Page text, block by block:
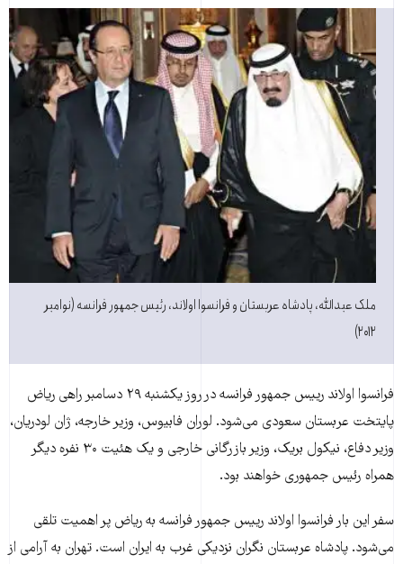
ملک عبدالله، پادشاه عربستان و فرانسوا اولاند، رئیس جمهور فرانسه (نوامبر
۲۰۱۲)
فرانسوا اولاند رییس جمهور فرانسه در روز یکشنبه ۲۹ دسامبر راهی ریاض
پایتخت عربستان سعودی می‌شود. لوران فابیوس، وزیر خارجه، ژان لودریان،
وزیر دفاع، نیکول بریک، وزیر بازرگانی خارجی و یک هئیت ۳۰ نفره دیگر
همراه رئیس جمهوری خواهند بود.
سفر این بار فرانسوا اولاند رییس جمهور فرانسه به ریاض پر اهمیت تلقی
می‌شود. پادشاه عربستان نگران نزدیکی غرب به ایران است. تهران به آرامی از